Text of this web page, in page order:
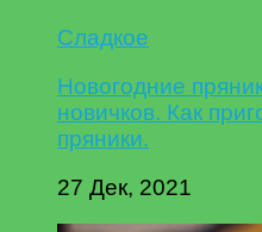
Сладкое
Новогодние
новичков. Как
пряники.
27 Дек, 2021